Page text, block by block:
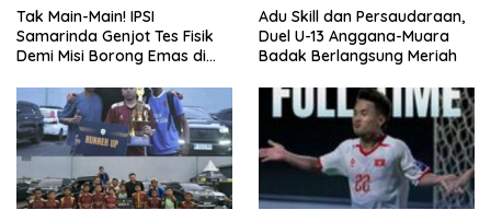
Tak Main-Main! IPSI
Samarinda Genjot Tes Fisik
Demi Misi Borong Emas di
Adu Skill dan Persaudaraan,
Duel U-13 Anggana-Muara
Badak Berlangsung Meriah